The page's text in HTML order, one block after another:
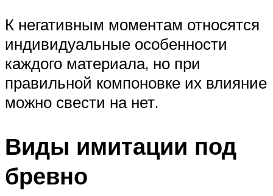
К негативным моментам относятся
индивидуальные особенности
каждого материала, но при
правильной компоновке их влияние
можно свести на нет.
Виды имитации под
бревно